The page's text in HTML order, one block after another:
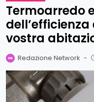
Termoarredo
vostra
Redazione Network -